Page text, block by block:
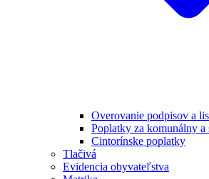
Overovanie podpisov a
Poplatky za komunálny a
Cintorínske poplatky
Tlačivá
Evidencia obyvateľstva